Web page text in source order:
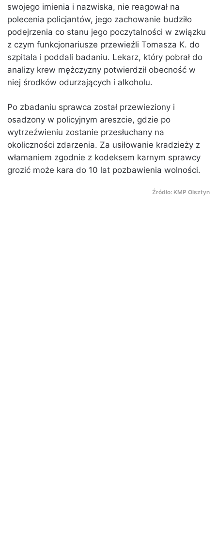
swojego imienia i nazwiska, nie reagował na
polecenia policjantów, jego zachowanie budziło
podejrzenia co stanu jego poczytalności w związku
z czym funkcjonariusze przewieźli Tomasza K. do
szpitala i poddali badaniu. Lekarz, który pobrał do
analizy krew mężczyzny potwierdził obecność w
niej środków odurzających i alkoholu.
Po zbadaniu sprawca został przewieziony i
osadzony w policyjnym areszcie, gdzie po
wytrzeźwieniu zostanie przesłuchany na
okoliczności zdarzenia. Za usiłowanie kradzieży z
włamaniem zgodnie z kodeksem karnym sprawcy
grozić może kara do 10 lat pozbawienia wolności.
Źródło: KMP Olsztyn